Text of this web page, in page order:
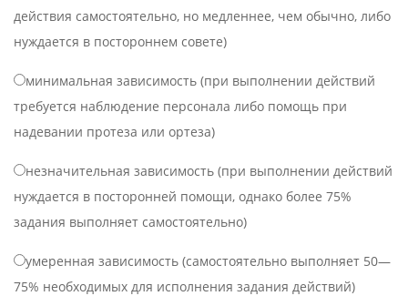
действия самостоятельно, но медленнее, чем обычно, либо
нуждается в постороннем совете)
минимальная зависимость (при выполнении действий
требуется наблюдение персонала либо помощь при
надевании протеза или ортеза)
незначительная зависимость (при выполнении действий
нуждается в посторонней помощи, однако более 75%
задания выполняет самостоятельно)
умеренная зависимость (самостоятельно выполняет 50—
75% необходимых для исполнения задания действий)